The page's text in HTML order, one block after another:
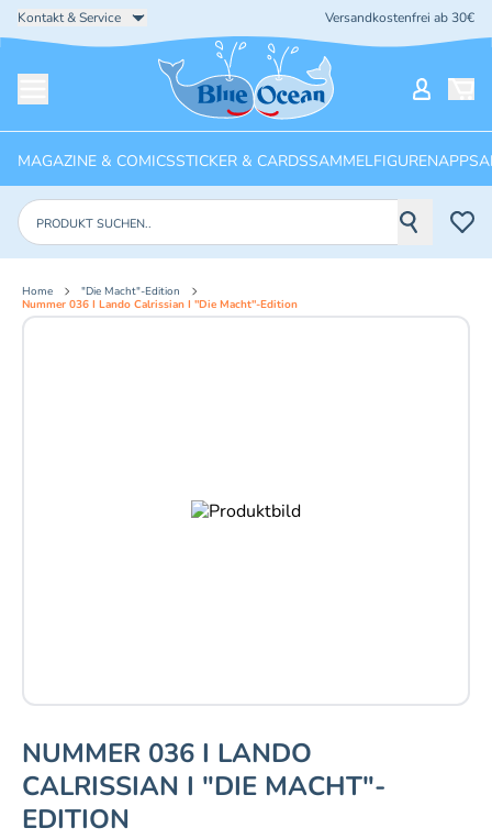
Kontakt & Service Versandkostenfrei ab 30€
Startseite
MAGAZINE & COMICSSTICKER & CARDSSAMMELFIGURENAPPS
Produkte suchen
Home
"Die Macht"-Edition
Nummer 036 I Lando Calrissian I "Die Macht"-Edition
NUMMER 036 I LANDO
CALRISSIAN I "DIE MACHT"-
EDITION